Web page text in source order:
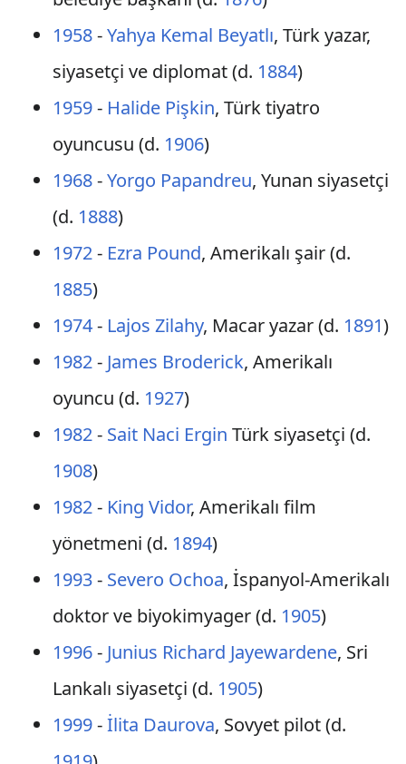
1958-Yahya Kemal Beyatlı, Türk yazar,
siyasetçi ve diplomat (d. 1884)
1959- Halide Pişkin, Türk tiyatro
oyuncusu (d. 1906)
1968-Yorgo Papandreu, Yunan siyasetçi
(d. 1888)
1972- Ezra Pound, Amerikalı şair (d.
1885)
1974- Lajos Zilahy, Macar yazar (d. 1891)
1982- James Broderick, Amerikalı
oyuncu (d. 1927)
1982- Sait Naci Ergin Türk siyasetçi (d.
1908)
1982- King Vidor, Amerikalı film
yönetmeni (d. 1894)
1993- Severo Ochoa, İspanyol-Amerikalı
doktor ve biyokimyager (d. 1905)
1996- Junius Richard Jayewardene, Sri
Lankalı siyasetçi (d. 1905)
1999-İlita Daurova, Sovyet pilot (d.